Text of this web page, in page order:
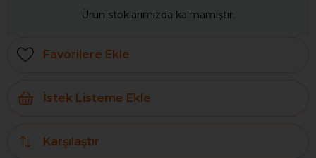
Ürün stoklarımızda kalmamıştır.
Favorilere Ekle
İstek Listeme Ekle
Karşılaştır